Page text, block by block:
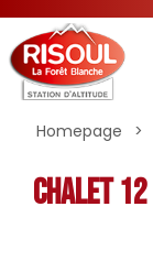
Homepage >
Chalet